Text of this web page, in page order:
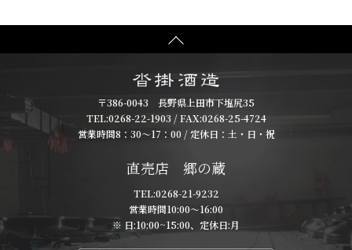
〒386-0043 長野県上田市下塩尻35
TEL:0268-22-1903 / FAX:0268-25-4724
営業時間8：30～17：00 / 定休日：土・日・祝
直売店 郷の蔵
TEL:0268-21-9232
営業時間10:00～16:00
※ 日:10:00~15:00、定休日:月